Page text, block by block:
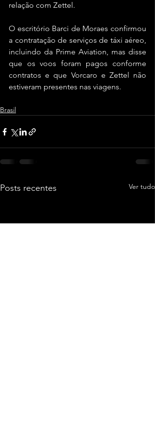
relação com Zettel.
O escritório Barci de Moraes confirmou
a contratação de serviços de táxi aéreo,
incluindo da Prime Aviation, mas disse
que os voos foram pagos conforme
contratos e que Vorcaro e Zettel não
estiveram presentes nas viagens.
Brasil
Posts recentes Ver tudo